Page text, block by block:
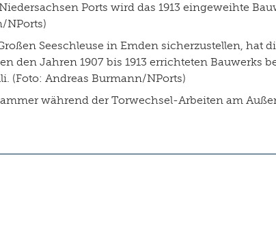
Ports wird das 1913 eingeweihte
NPorts)
Seeschleuse in Emden sicherzustellen, hat
Jahren 1907 bis 1913 errichteten Bauwerks
(Foto: Andreas Burmann/NPorts)
während der Torwechsel-Arbeiten am